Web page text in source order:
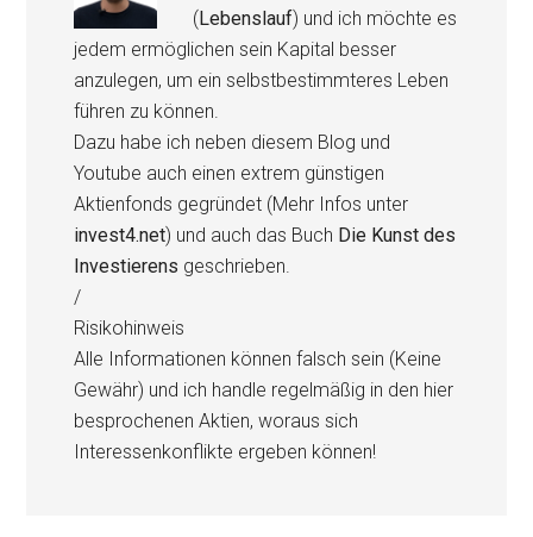
(Lebenslauf) und ich möchte es
jedem ermöglichen sein Kapital besser
anzulegen, um ein selbstbestimmteres Leben
führen zu können.
Dazu habe ich neben diesem Blog und
Youtube auch einen extrem günstigen
Aktienfonds gegründet (Mehr Infos unter
invest4.net) und auch das Buch Die Kunst des
Investierens geschrieben.
/
Risikohinweis
Alle Informationen können falsch sein (Keine
Gewähr) und ich handle regelmäßig in den hier
besprochenen Aktien, woraus sich
Interessenkonflikte ergeben können!